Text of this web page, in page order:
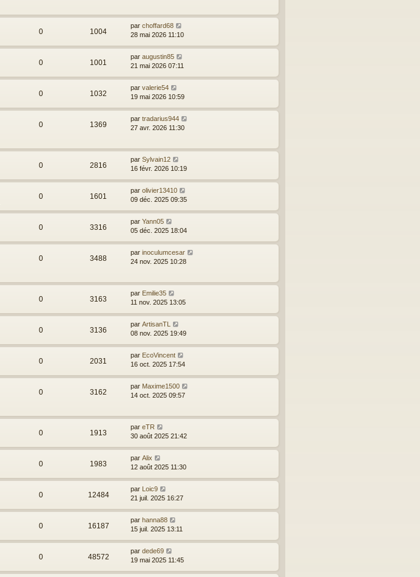
0 1004
par choffard68
28 mai 2026 11:10
0 1001
par augustin85
21 mai 2026 07:11
0 1032
par valerie54
19 mai 2026 10:59
0 1369
par tradarius944
27 avr. 2026 11:30
0 2816
par Sylvain12
16 févr. 2026 10:19
0 1601
par olivier13410
09 déc. 2025 09:35
0 3316
par Yann05
05 déc. 2025 18:04
0 3488
par inoculumcesar
24 nov. 2025 10:28
0 3163
par Emilie35
11 nov. 2025 13:05
0 3136
par ArtisanTL
08 nov. 2025 19:49
0 2031
par EcoVincent
16 oct. 2025 17:54
0 3162
par Maxime1500
14 oct. 2025 09:57
0 1913
par eTR
30 août 2025 21:42
0 1983
par Alix
12 août 2025 11:30
0 12484
par Loic9
21 juil. 2025 16:27
0 16187
par hanna88
15 juil. 2025 13:11
0 48572
par dede69
19 mai 2025 11:45